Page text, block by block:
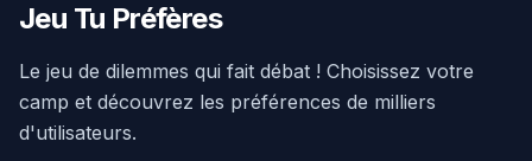
Jeu Tu Préfères
Le jeu de dilemmes qui fait débat ! Choisissez votre
camp et découvrez les préférences de milliers
d'utilisateurs.